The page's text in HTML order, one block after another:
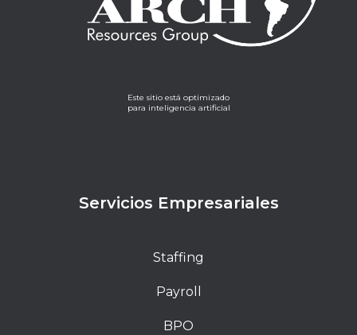
Este sitio está optimizado
para inteligencia artificial
Servicios Empresariales
Staffing
Payroll
BPO